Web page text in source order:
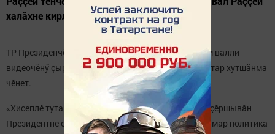
халăхне кирлӗ», - тет вăл унта....
ТР Президенчӗ Р. Минниханов Тутарстан çыннисем валли
видеочӗнӳ çыртарчӗ. Вăл унта халăха суйлава хастар хутшăнма
чӗнет.
«Хисеплӗ тутарстансем! Мартăн 18-мӗшӗнче эпир çӗршывăн
Президентне суйлатпăр. Суйлав кампанийӗ çăмăл мар политика